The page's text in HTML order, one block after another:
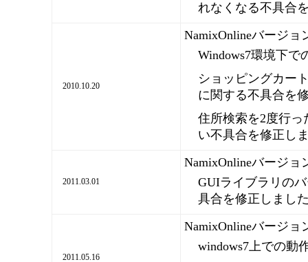
れなくなる不具合
2010.10.20
NamixOnlineバージョ
Windows7環境下で
ショッピングカー
に関する不具合を
住所検索を2度行
い不具合を修正し
2011.03.01
NamixOnlineバージョ
GUIライブラリの
具合を修正しまし
2011.05.16
NamixOnlineバージョ
windows7上での動